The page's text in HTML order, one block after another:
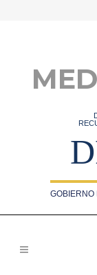
GOBIERNO